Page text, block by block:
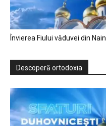
Învierea Fiului văduvei din Nain
Descoperă ortodoxia